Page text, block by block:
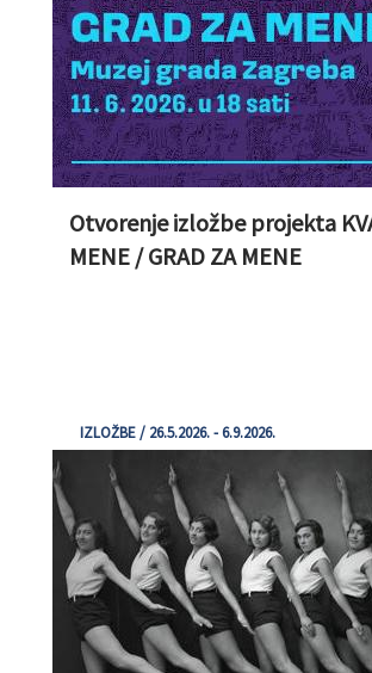
Otvorenje izložbe projekta
MENE / GRAD ZA MENE
IZLOŽBE / 26.5.2026. - 6.9.2026.